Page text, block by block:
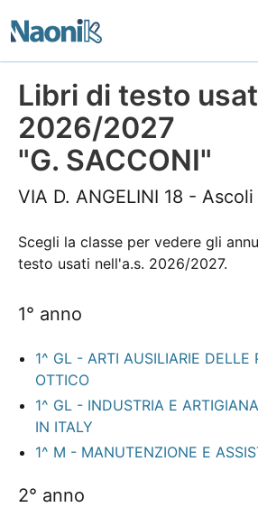
Libri di testo
2026/2027
"G. SACCONI"
VIA D. ANGELINI 18 -
Scegli la classe per vedere gli
testo usati nell'a.s. 2026/2027.
1° anno
1^ GL - ARTI AUSILIARIE DELLE
OTTICO
1^ GL - INDUSTRIA E
IN ITALY
1^ M - MANUTENZIONE E
2° anno